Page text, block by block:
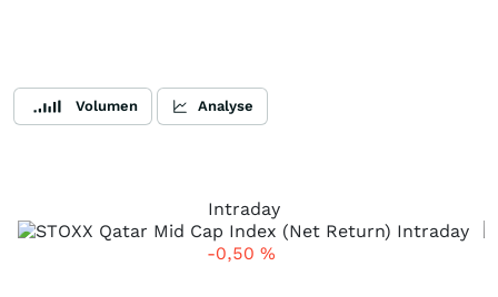
Volumen Analyse
Intraday
-0,50 %